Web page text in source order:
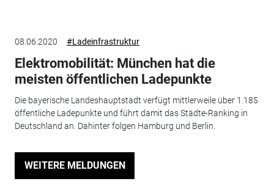
08.06.2020 #Ladeinfrastruktur
Elektromobilität: München hat die
meisten öffentlichen Ladepunkte
Die bayerische Landeshauptstadt verfügt mittlerweile über 1.185
öffentliche Ladepunkte und führt damit das Städte-Ranking in
Deutschland an. Dahinter folgen Hamburg und Berlin.
WEITERE MELDUNGEN